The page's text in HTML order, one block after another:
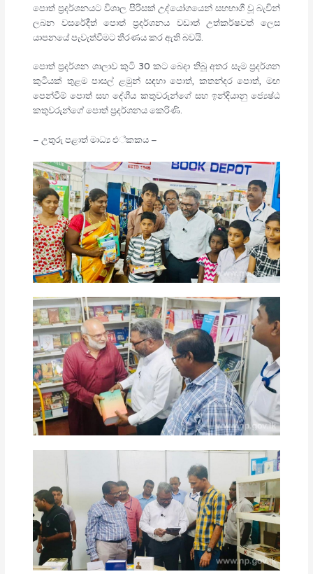
පොත් ප්‍රදර්ශනයට විශාල පිරිසක් උද්යෝගයෙන් සහභාගී වූ බැවින්
ලබන වසරේදීත් පොත් ප්‍රදර්ශනය වඩාත් උත්කර්ෂවත් ලෙස
යාපනයේ පැවැත්වීමට තීරණය කර ඇති බවයි.
පොත් ප්‍රදර්ශන ශාලාව කුටි 30 කට බෙදා තිබූ අතර සෑම ප්‍රදර්ශන
කුටියක් තුළම පාසල් ළමුන් සඳහා පොත්, කතන්දර පොත්, මඟ
පෙන්වීම් පොත් සහ දේශීය කතුවරුන්ගේ සහ ඉන්දියානු ජ්‍යෙෂ්ඨ
කතුවරුන්ගේ පොත් ප්‍රදර්ශනය කෙරිණි.
– උතුරු පළාත් මාධ්‍ය එ්කකය –